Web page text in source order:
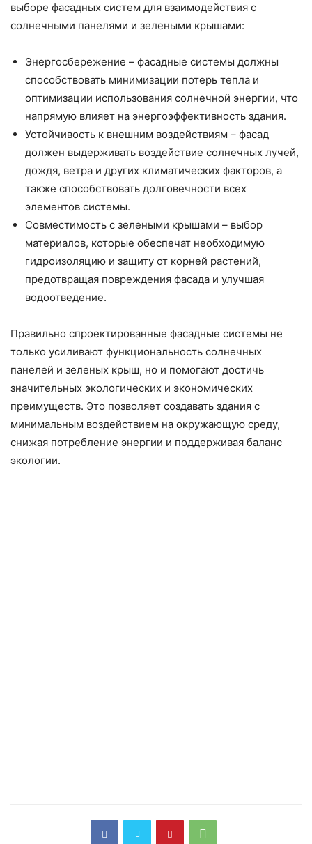
выборе фасадных систем для взаимодействия с
солнечными панелями и зелеными крышами:
Энергосбережение – фасадные системы должны
способствовать минимизации потерь тепла и
оптимизации использования солнечной энергии, что
напрямую влияет на энергоэффективность здания.
Устойчивость к внешним воздействиям – фасад
должен выдерживать воздействие солнечных лучей,
дождя, ветра и других климатических факторов, а
также способствовать долговечности всех
элементов системы.
Совместимость с зелеными крышами – выбор
материалов, которые обеспечат необходимую
гидроизоляцию и защиту от корней растений,
предотвращая повреждения фасада и улучшая
водоотведение.
Правильно спроектированные фасадные системы не
только усиливают функциональность солнечных
панелей и зеленых крыш, но и помогают достичь
значительных экологических и экономических
преимуществ. Это позволяет создавать здания с
минимальным воздействием на окружающую среду,
снижая потребление энергии и поддерживая баланс
экологии.